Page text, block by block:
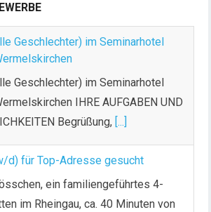
Geschlechter) im Seminarhotel
Geschlechter) im Seminarhotel
IHRE AUFGABEN UND
Begrüßung, [...]
d) für Top-Adresse gesucht
ein familiengeführtes 4-
im Rheingau, ca. 40 Minuten von